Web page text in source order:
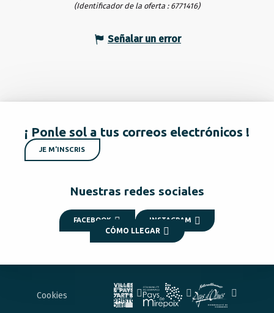
(Identificador de la oferta : 6771416)
Señalar un error
¡ Ponle sol a tus correos electrónicos !
JE M'INSCRIS
Nuestras redes sociales
FACEBOOK INSTAGRAM
CÓMO LLEGAR
Cookies